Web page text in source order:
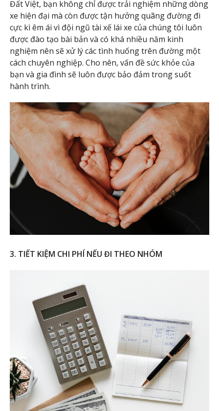
Đất Việt, bạn không chỉ được trải nghiệm những dòng
xe hiện đại mà còn được tận hưởng quãng đường đi
cực kì êm ái vì đội ngũ tài xế lái xe của chúng tôi luôn
được đào tạo bài bản và có khá nhiều năm kinh
nghiệm nên sẽ xử lý các tình huống trên đường một
cách chuyên nghiệp. Cho nên, vấn đề sức khỏe của
bạn và gia đình sẽ luôn được bảo đảm trong suốt
hành trình.
3. TIẾT KIỆM CHI PHÍ NẾU ĐI THEO NHÓM